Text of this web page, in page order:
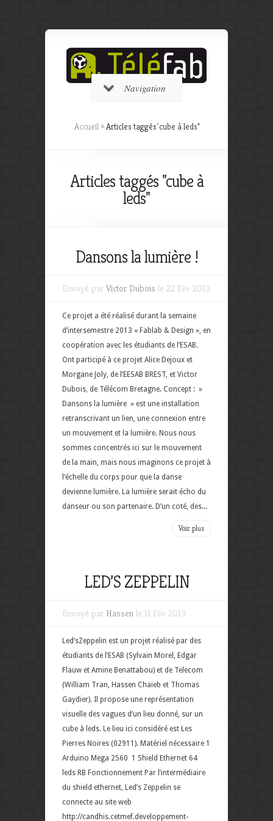
Navigation
Accueil »Articles taggés"cube à leds"
Articles taggés "cube à
leds"
Dansons la lumière !
Envoyé par Victor Dubois le 22 Fév 2013
Ce projet a été réalisé durant la semaine
d’intersemestre 2013 « Fablab & Design », en
coopération avec les étudiants de l’ESAB.
Ont participé à ce projet Alice Dejoux et
Morgane Joly, de l’EESAB BREST, et Victor
Dubois, de Télécom Bretagne. Concept : »
Dansons la lumière » est une installation
retranscrivant un lien, une connexion entre
un mouvement et la lumière. Nous nous
sommes concentrés ici sur le mouvement
de la main, mais nous imaginons ce projet à
l’échelle du corps pour que la danse
devienne lumière. La lumière serait écho du
danseur ou son partenaire. D’un coté, des...
Voir plus
LED’S ZEPPELIN
Envoyé par Hassen le 11 Fév 2013
Led’sZeppelin est un projet réalisé par des
étudiants de l’ESAB (Sylvain Morel, Edgar
Flauw et Amine Benattabou) et de Telecom
(William Tran, Hassen Chaieb et Thomas
Gaydier). Il propose une représentation
visuelle des vagues d’un lieu donné, sur un
cube à leds. Le lieu ici considéré est Les
Pierres Noires (02911). Matériel nécessaire 1
Arduino Mega 2560 1 Shield Ethernet 64
leds RB Fonctionnement Par l’intermédiaire
du shield ethernet, Led’s Zeppelin se
connecte au site web
http://candhis.cetmef.developpement-